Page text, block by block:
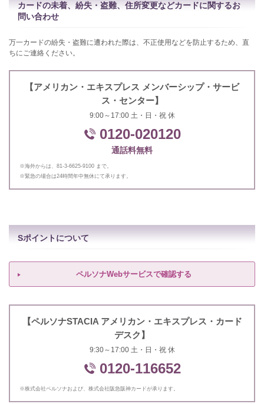
カードの未着、紛失・盗難、住所変更などカードに関するお
問い合わせ
万一カードの紛失・盗難に遭われた際は、不正使用などを防止するため、直
ちにご連絡ください。
【アメリカン・エキスプレス メンバーシップ・サービ
ス・センター】
9:00～17:00 土・日・祝 休
0120-020120
通話料無料
※海外からは、81-3-6625-9100 まで。
※緊急の場合は24時間年中無休にて承ります。
Sポイントについて
ペルソナWebサービスで確認する
【ペルソナSTACIA アメリカン・エキスプレス・カード
デスク】
9:30～17:00 土・日・祝 休
0120-116652
※株式会社ペルソナおよび、株式会社阪急阪神カードが承ります。